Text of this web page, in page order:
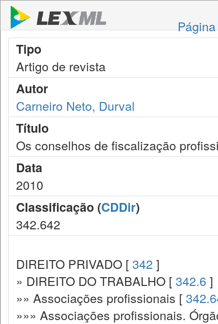
Tipo
Artigo de revista
Autor
Carneiro Neto, Durval
Título
Os conselhos de fiscalização
Data
2010
Classificação (CDDir)
342.642
DIREITO PRIVADO [ 342 ]
» DIREITO DO TRABALHO [ 342.6 ]
»» Associações profissionais [
»»» Associações profissionais.